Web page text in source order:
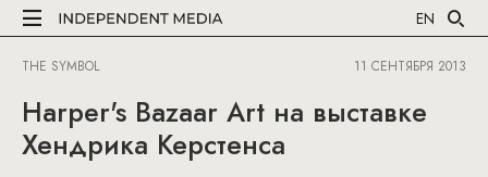
EN
THE SYMBOL 11 СЕНТЯБРЯ 2013
Harper's Bazaar Art на выставке
Хендрика Керстенса